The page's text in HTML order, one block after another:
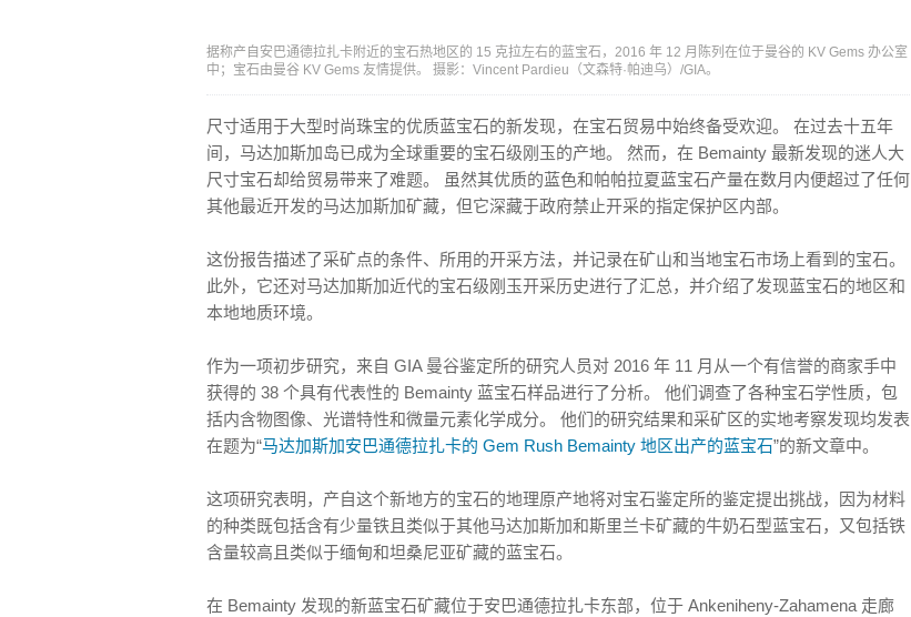
据称产自安巴通德拉扎卡附近的宝石热地区的 15 克拉左右的蓝宝石，2016 年 12 月陈列在位于曼谷的 KV Gems 办公室
中；宝石由曼谷 KV Gems 友情提供。 摄影：Vincent Pardieu（文森特·帕迪乌）/GIA。
尺寸适用于大型时尚珠宝的优质蓝宝石的新发现，在宝石贸易中始终备受欢迎。 在过去十五年
间，马达加斯加岛已成为全球重要的宝石级刚玉的产地。 然而，在 Bemainty 最新发现的迷人大
尺寸宝石却给贸易带来了难题。 虽然其优质的蓝色和帕帕拉夏蓝宝石产量在数月内便超过了任何
其他最近开发的马达加斯加矿藏，但它深藏于政府禁止开采的指定保护区内部。
这份报告描述了采矿点的条件、所用的开采方法，并记录在矿山和当地宝石市场上看到的宝石。
此外，它还对马达加斯加近代的宝石级刚玉开采历史进行了汇总，并介绍了发现蓝宝石的地区和
本地地质环境。
作为一项初步研究，来自 GIA 曼谷鉴定所的研究人员对 2016 年 11 月从一个有信誉的商家手中
获得的 38 个具有代表性的 Bemainty 蓝宝石样品进行了分析。 他们调查了各种宝石学性质，包
括内含物图像、光谱特性和微量元素化学成分。 他们的研究结果和采矿区的实地考察发现均发表
在题为“马达加斯加安巴通德拉扎卡的 Gem Rush Bemainty 地区出产的蓝宝石”的新文章中。
这项研究表明，产自这个新地方的宝石的地理原产地将对宝石鉴定所的鉴定提出挑战，因为材料
的种类既包括含有少量铁且类似于其他马达加斯加和斯里兰卡矿藏的牛奶石型蓝宝石，又包括铁
含量较高且类似于缅甸和坦桑尼亚矿藏的蓝宝石。
在 Bemainty 发现的新蓝宝石矿藏位于安巴通德拉扎卡东部，位于 Ankeniheny-Zahamena 走廊